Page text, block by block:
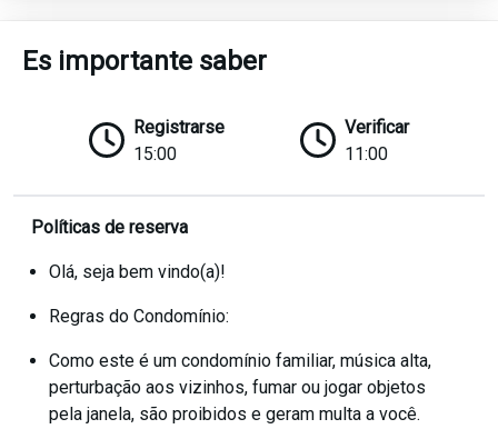
Es importante saber
Registrarse
15:00
Verificar
11:00
Políticas de reserva
Olá, seja bem vindo(a)!
Regras do Condomínio:
Como este é um condomínio familiar, música alta,
perturbação aos vizinhos, fumar ou jogar objetos
pela janela, são proibidos e geram multa a você.